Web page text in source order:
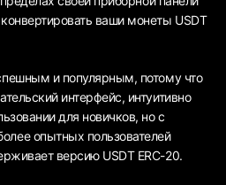
ваши монеты USDT
и популярным, потому что
интерфейс, интуитивно
для новичков, но с
опытных пользователей
версию USDT ERC-20.